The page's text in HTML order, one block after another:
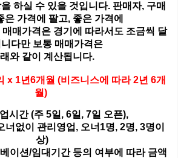
하실 수 있을 것입니다. 판매자, 구매
은 가격에 팔고, 좋은 가격에
매매가격은 경기에 따라서도 조금씩 달
다만 보통 매매가격은
와 같이 계산됩니다.
x 1년6개월 (비즈니스에 따라2년 6개
월)
시간(주 5일 , 6일 , 7일 오픈),
너없이 관리영업 , 오너 1명, 2명, 3명이
상)
이션/임대기간 등의 여부에 따라 금액